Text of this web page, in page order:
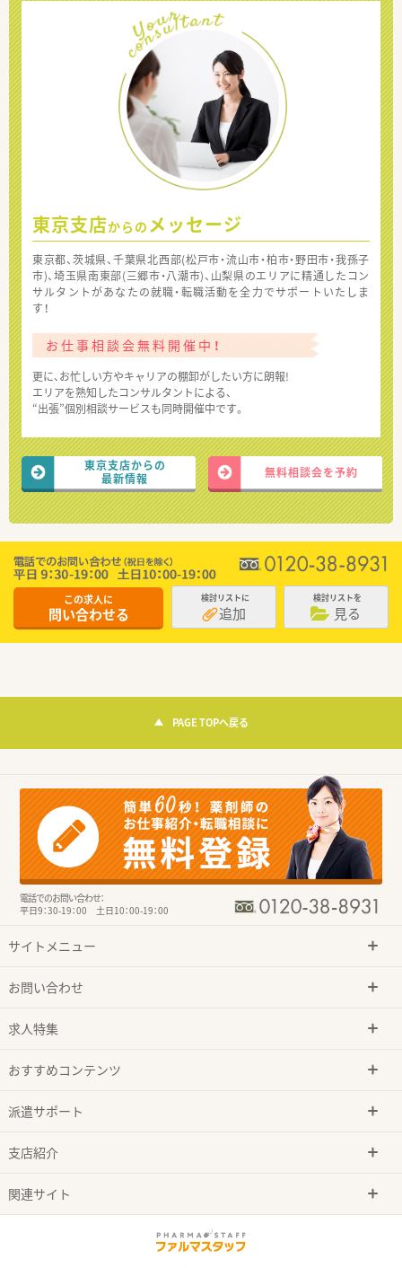
東京支店からの メッセージ
東京都、茨城県、千葉県北西部(松戸市・流山市・柏市・野田市・我孫子
市)、埼玉県南東部(三郷市・八潮市)、山梨県のエリアに精通したコン
サルタントがあなたの就職・転職活動を全力でサポートいたしま
す！
お仕事相談会無料開催中！
更に、お忙しい方やキャリアの棚卸がしたい方に朗報!
エリアを熟知したコンサルタントによる、
“出張”個別相談サービスも同時開催中です。
東京支店からの
最新情報
無料相談会を予約
この求人に
問い合わせる
検討リストに
追加
検討リストを
見る
PAGE TOPへ戻る
電話でのお問い合わせ：
平日9：30-19：00 土日10：00-19：00
サイトメニュー
お問い合わせ
求人特集
おすすめコンテンツ
派遣サポート
支店紹介
関連サイト